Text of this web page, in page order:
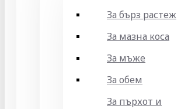
За бърз растеж
За мазна коса
За мъже
За обем
За пърхот и